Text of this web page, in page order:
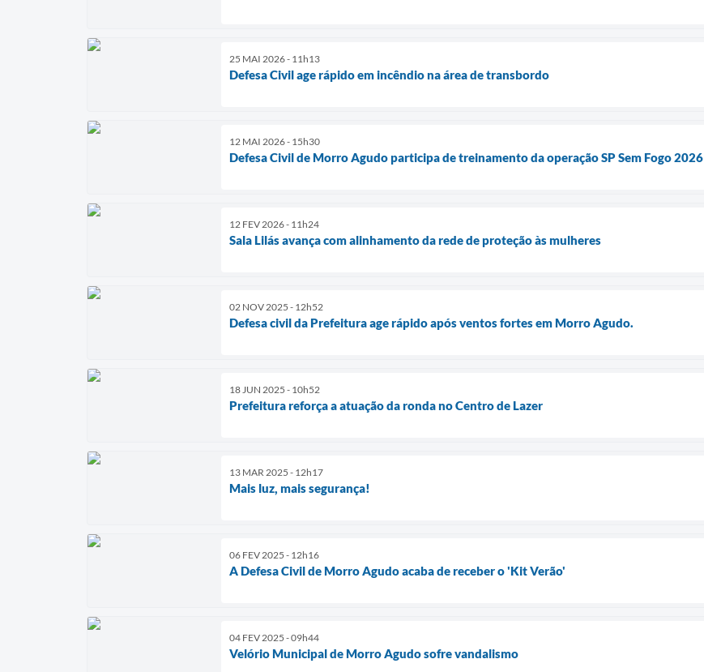
25 MAI 2026 - 11h13
Defesa Civil age rápido em incêndio na área de transbordo
12 MAI 2026 - 15h30
Defesa Civil de Morro Agudo participa de treinamento da operação SP Sem Fogo 2026
12 FEV 2026 - 11h24
Sala Lilás avança com alinhamento da rede de proteção às mulheres
02 NOV 2025 - 12h52
Defesa civil da Prefeitura age rápido após ventos fortes em Morro Agudo.
18 JUN 2025 - 10h52
Prefeitura reforça a atuação da ronda no Centro de Lazer
13 MAR 2025 - 12h17
Mais luz, mais segurança!
06 FEV 2025 - 12h16
A Defesa Civil de Morro Agudo acaba de receber o 'Kit Verão'
04 FEV 2025 - 09h44
Velório Municipal de Morro Agudo sofre vandalismo